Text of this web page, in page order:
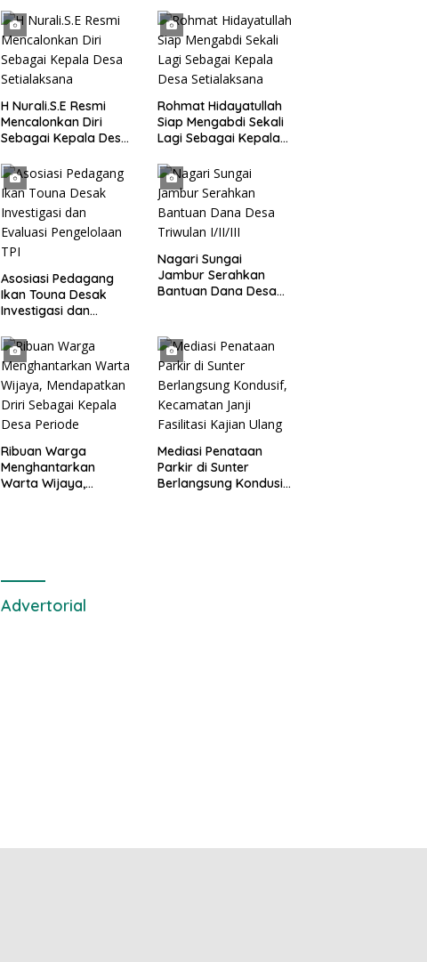
H Nurali.S.E Resmi
Mencalonkan Diri
Sebagai Kepala Desa
Rohmat Hidayatullah
Siap Mengabdi Sekali
Lagi Sebagai Kepala
Asosiasi Pedagang
Ikan Touna Desak
Investigasi dan
TPI
Nagari Sungai
Jambur Serahkan
Bantuan Dana Desa
Ribuan Warga
Menghantarkan
Warta Wijaya,
Mediasi Penataan
Parkir di Sunter
Berlangsung Kondusif,
Advertorial